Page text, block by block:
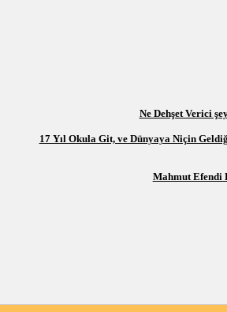
Ne Dehşet Verici
17 Yıl Okula Git, ve Dünyaya Niçin
Mahmut Efendi